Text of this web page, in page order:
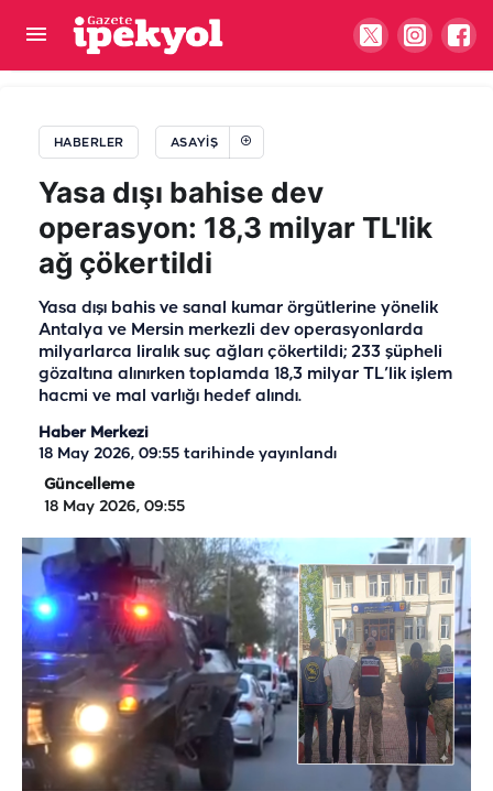
HABERLER ASAYIŞ
Yasa dışı bahise dev
operasyon: 18,3 milyar TL'lik
ağ çökertildi
Yasa dışı bahis ve sanal kumar örgütlerine yönelik
Antalya ve Mersin merkezli dev operasyonlarda
milyarlarca liralık suç ağları çökertildi; 233 şüpheli
gözaltına alınırken toplamda 18,3 milyar TL’lik işlem
hacmi ve mal varlığı hedef alındı.
Haber Merkezi
18 May 2026, 09:55 tarihinde yayınlandı
Güncelleme
18 May 2026, 09:55
Şanlıurfalı genç Ankara’da iş kazasında hayatını